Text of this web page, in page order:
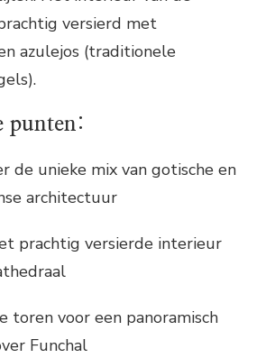
versierd met
azulejos (traditionele
punten:
de unieke mix van gotische en
architectuur
prachtig versierde interieur
toren voor een panoramisch
Funchal